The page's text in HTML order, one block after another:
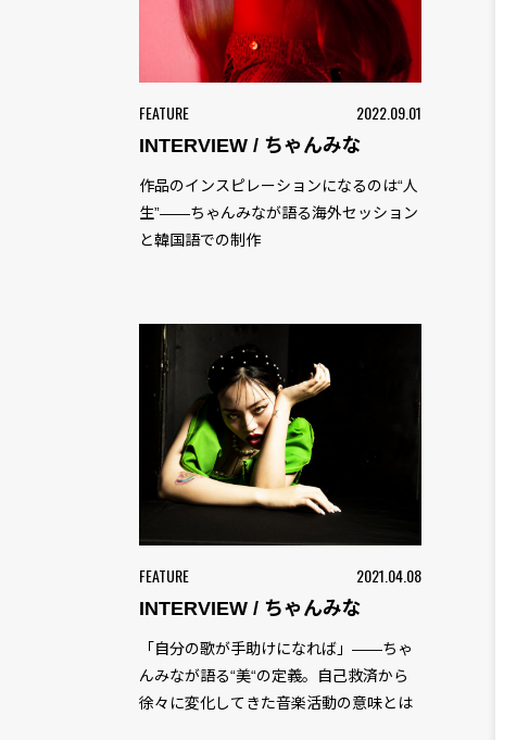
FEATURE 2022.09.01
INTERVIEW / ちゃんみな
作品のインスピレーションになるのは“人
生”――ちゃんみなが語る海外セッション
と韓国語での制作
FEATURE 2021.04.08
INTERVIEW / ちゃんみな
「自分の歌が手助けになれば」――ちゃ
んみなが語る“美“の定義。自己救済から
徐々に変化してきた音楽活動の意味とは